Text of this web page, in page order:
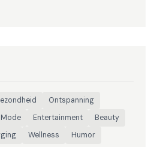
Ontspanning
Mode Entertainment
Beauty
Wellness
Humor